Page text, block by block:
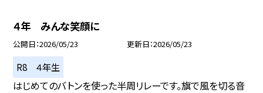
４年 みんな笑顔に
公開日 2026/05/23 更新日 2026/05/23
R8 ４年生
はじめてのバトンを使った半周リレーです。旗で風を切る音